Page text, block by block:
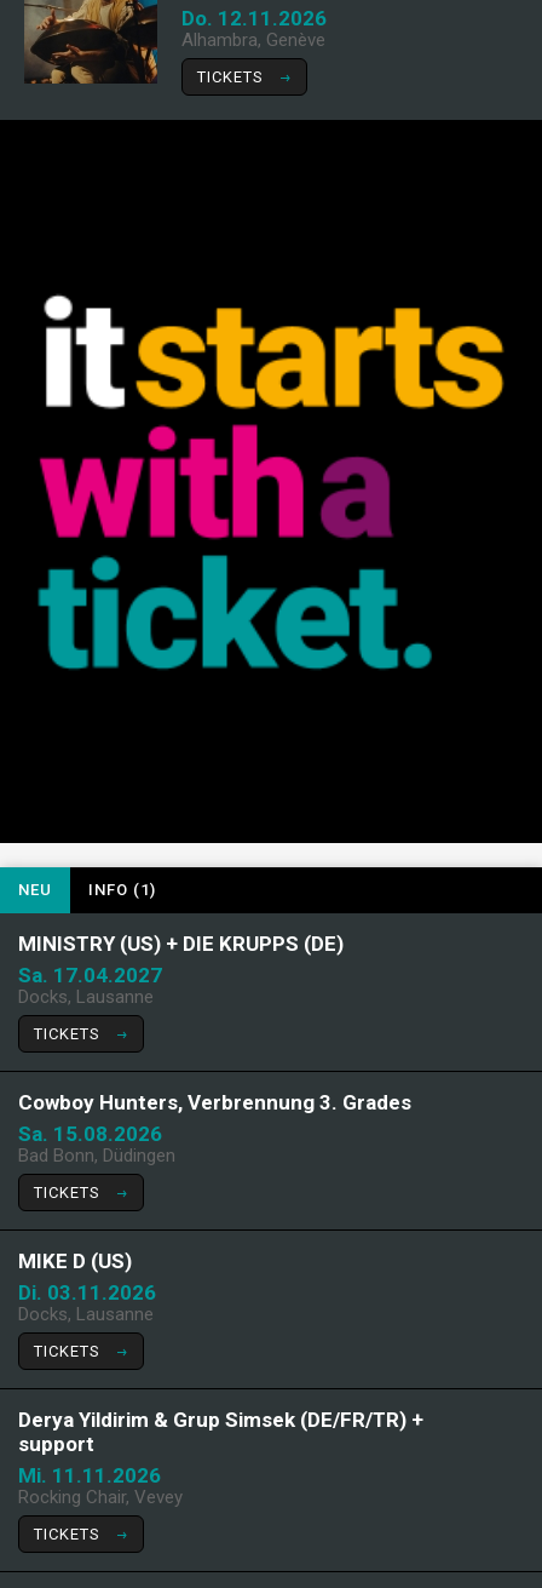
Do. 12.11.2026
Alhambra, Genève
TICKETS
NEU INFO (1)
MINISTRY (US) + DIE KRUPPS (DE)
Sa. 17.04.2027
Docks, Lausanne
TICKETS
Cowboy Hunters, Verbrennung 3. Grades
Sa. 15.08.2026
Bad Bonn, Düdingen
TICKETS
MIKE D (US)
Di. 03.11.2026
Docks, Lausanne
TICKETS
Derya Yildirim & Grup Simsek (DE/FR/TR) +
support
Mi. 11.11.2026
Rocking Chair, Vevey
TICKETS